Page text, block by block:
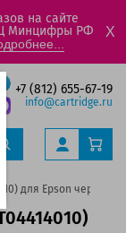
на сайте
Минцифры РФ
X
+7 (812) 655-67-19
info@cartridge.ru
для Epson черный